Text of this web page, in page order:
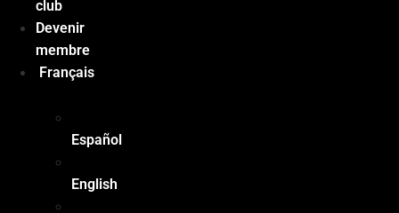
club
Devenir
membre
Français
Español
English